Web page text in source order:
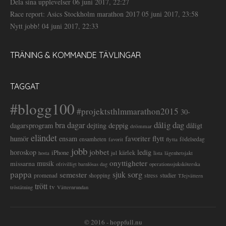
Dela sina upplevelser 06 juni 2017, 22:27
Race report: Asics Stockholm marathon 2017 05 juni 2017, 23:58
Nytt jobb! 04 juni 2017, 22:33
TRÄNING & KOMMANDE TÄVLINGAR
TAGGAT
#blogg100 #projektsthlmmarathon2015 30-
dagarsprogram bra dagar dejting deppig drömmar dålig dag dåligt
humör eländet ensam ensamheten favorit favoriter flytt flytta födelsedag
horoskop hosta iPhone jobb jobbet jul kärlek ledig lista lägenhetsjakt
missarna musik ofrivilligt barnlösas dag onyttigheter operationssjuksköterska
pappa promenad semester shopping sjuk sorg stress studier TJejvättern
tröstätning trött tv Vätternrundan
© 2016 - hoppfull.nu